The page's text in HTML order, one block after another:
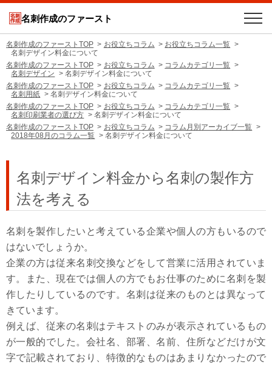
名刺作成のファースト
名刺作成のファーストTOP お役立ちコラム
お役立ちコラム一覧
名刺デザイン料金について
名刺作成のファーストTOP
お役立ちコラム
コラムカテゴリ一覧
名刺デザイン
名刺デザイン料金について
名刺作成のファーストTOP
お役立ちコラム
コラムカテゴリ一覧
名刺用紙
名刺デザイン料金について
名刺作成のファーストTOP
お役立ちコラム
コラムカテゴリ一覧
名刺印刷業者の選び方
名刺デザイン料金について
名刺作成のファーストTOP
お役立ちコラム
コラム月別アーカイブ一覧
2018年08月のコラム一覧
名刺デザイン料金について
名刺デザイン料金から名刺の製作方
法を考える
名刺を製作したいと考えている企業や個人の方もいるので
はないでしょうか。
企業の方は従来名刺交換などをして営業に活用されていま
す。また、現在では個人の方でもお仕事のために名刺を製
作したりしているのです。名刺は従来のものとは異なって
きています。
例えば、従来の名刺はテキストのみが表示されているもの
が一般的でした。会社名、部署、名前、住所などだけが文
字で記載されており、特徴的なものはあまりなかったので